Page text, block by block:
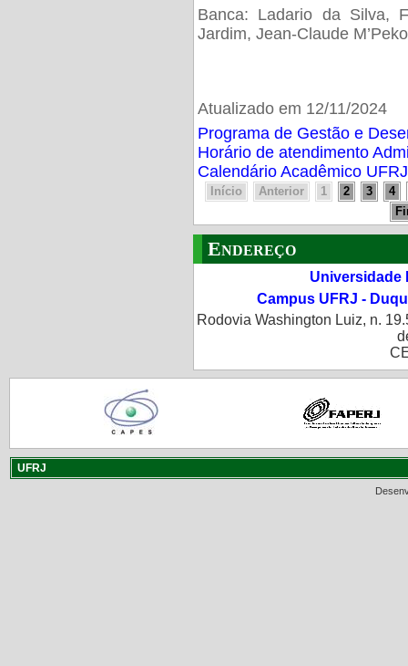
Banca: Ladario da Silva,
Jardim, Jean-Claude M’Peko
Atualizado em 12/11/2024
Programa de Gestão e
Horário de atendimento
Calendário Acadêmico
Início Anterior 1 2 3
4
Endereço
Universidade
Campus UFRJ -
Rodovia Washington Luiz, n.
UFRJ